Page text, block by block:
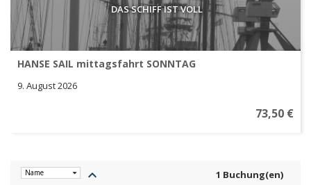
DAS SCHIFF IST VOLL
HANSE SAIL mittagsfahrt SONNTAG
9. August 2026
73,50 €
keyboard_arrow_up 1 Buchung(en)